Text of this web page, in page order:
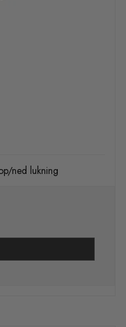
ned lukning